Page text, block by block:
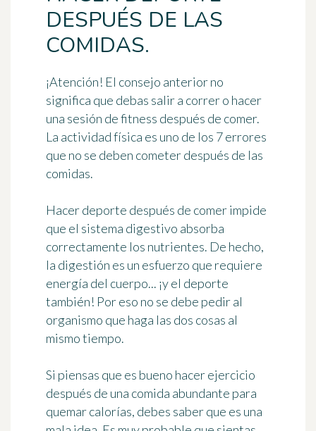
DESPUÉS DE LAS
COMIDAS.
¡Atención! El consejo anterior no
significa que debas salir a correr o hacer
una sesión de fitness después de comer.
La actividad física es uno de los 7 errores
que no se deben cometer después de las
comidas.
Hacer deporte después de comer impide
que el sistema digestivo absorba
correctamente los nutrientes. De hecho,
la digestión es un esfuerzo que requiere
energía del cuerpo... ¡y el deporte
también! Por eso no se debe pedir al
organismo que haga las dos cosas al
mismo tiempo.
Si piensas que es bueno hacer ejercicio
después de una comida abundante para
quemar calorías, debes saber que es una